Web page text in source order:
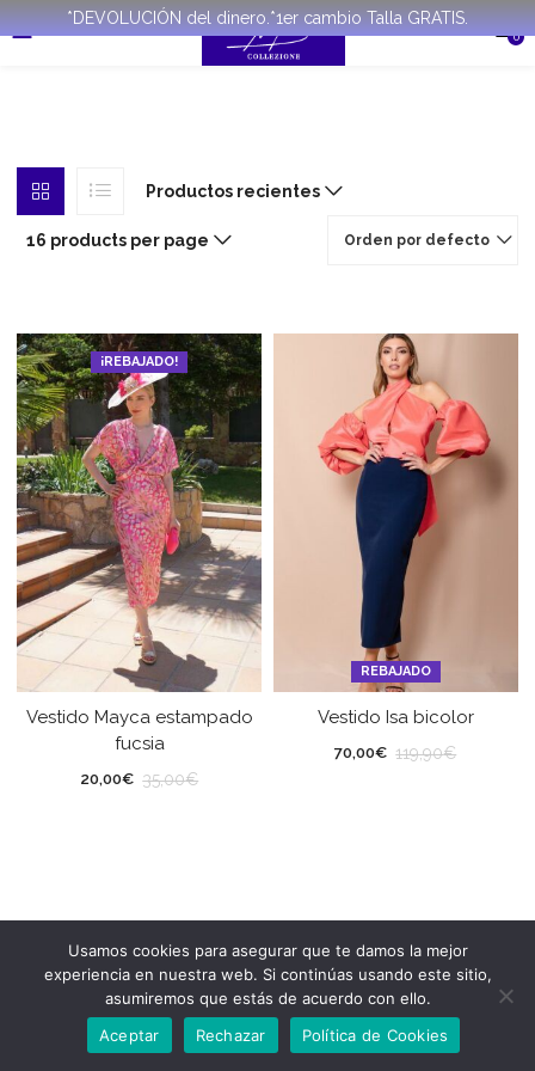
*DEVOLUCIÓN del dinero.*1er cambio Talla GRATIS.
0
Productos recientes
Orden por defecto
16 products per page
¡REBAJADO!
Vestido Mayca estampado
fucsia
20,00€ 35,00€
REBAJADO
Vestido Isa bicolor
70,00€ 119,90€
Usamos cookies para asegurar que te damos la mejor
experiencia en nuestra web. Si continúas usando este sitio,
asumiremos que estás de acuerdo con ello.
Aceptar
Rechazar Política de Cookies